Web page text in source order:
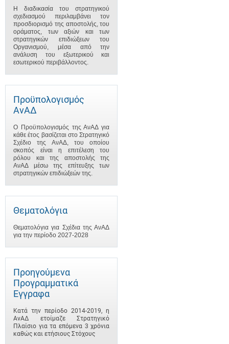
Η διαδικασία του στρατηγικού
σχεδιασμού περιλαμβάνει τον
προσδιορισμό της αποστολής, του
οράματος, των αξιών και των
στρατηγικών επιδιώξεων του
Οργανισμού, μέσα από την
ανάλυση του εξωτερικού και
εσωτερικού περιβάλλοντος.
Προϋπολογισμός
ΑνΑΔ
Ο Προϋπολογισμός της ΑνΑΔ για
κάθε έτος βασίζεται στο Στρατηγικό
Σχέδιο της ΑνΑΔ, του οποίου
σκοπός είναι η επιτέλεση του
ρόλου και της αποστολής της
ΑνΑΔ μέσω της επίτευξης των
στρατηγικών επιδιώξεών της.
Θεματολόγια
Θεματολόγια για Σχέδια της ΑνΑΔ
για την περίοδο 2027-2028
Προηγούμενα
Προγραμματικά
Έγγραφα
Κατά την περίοδο 2014-2019, η
ΑνΑΔ ετοίμαζε Στρατηγικό
Πλαίσιο για τα επόμενα 3 χρόνια
καθώς και ετήσιους Στόχους